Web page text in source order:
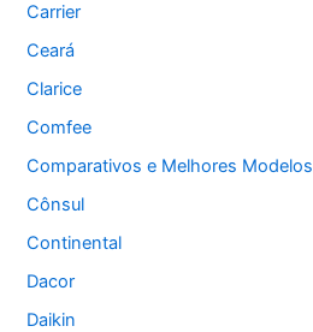
Carrier
Ceará
Clarice
Comfee
Comparativos e Melhores Modelos
Cônsul
Continental
Dacor
Daikin